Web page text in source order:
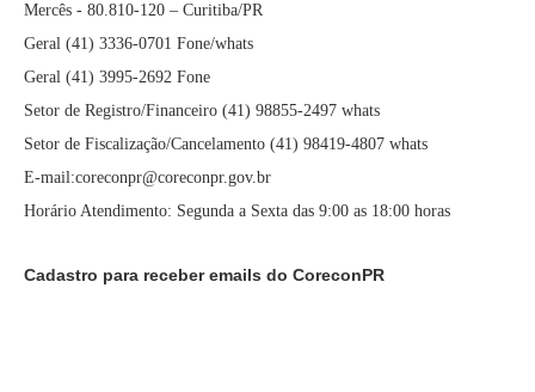
Mercês - 80.810-120 – Curitiba/PR
Geral (41) 3336-0701 Fone/whats
Geral (41) 3995-2692 Fone
Setor de Registro/Financeiro (41) 98855-2497 whats
Setor de Fiscalização/Cancelamento (41) 98419-4807 whats
E-mail:coreconpr@coreconpr.gov.br
Horário Atendimento: Segunda a Sexta das 9:00 as 18:00 horas
Cadastro para receber emails do CoreconPR